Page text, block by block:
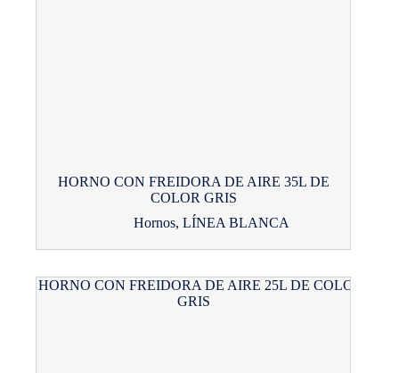
HORNO CON FREIDORA DE AIRE 35L DE
COLOR GRIS
Hornos, LÍNEA BLANCA